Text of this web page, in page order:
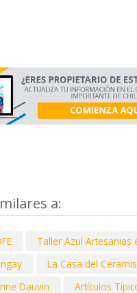
a:
Taller Azul Artesanias
La Casa del
Dauvin
Artículos